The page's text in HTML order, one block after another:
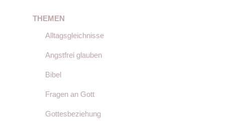
THEMEN
Alltagsgleichnisse
Angstfrei glauben
Bibel
Fragen an Gott
Gottesbeziehung